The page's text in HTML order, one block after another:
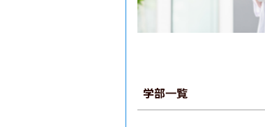
学部一覧